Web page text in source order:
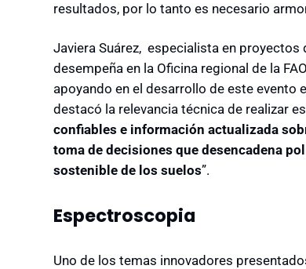
resultados, por lo tanto es necesario
Javiera Suárez, especialista en proyectos
desempeña en la Oficina regional de la
apoyando en el desarrollo de este
destacó la relevancia técnica de realizar
confiables e información actualizada
toma de decisiones que desencadena
sostenible de los suelos”.
Espectroscopia
Uno de los temas innovadores